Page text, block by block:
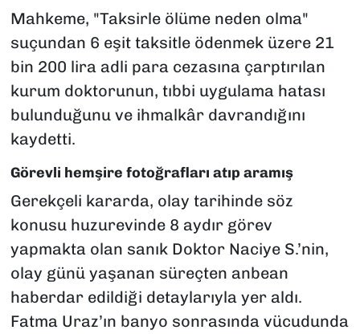
Mahkeme, "Taksirle ölüme neden olma"
suçundan 6 eşit taksitle ödenmek üzere 21
bin 200 lira adli para cezasına çarptırılan
kurum doktorunun, tıbbi uygulama hatası
bulunduğunu ve ihmalkâr davrandığını
kaydetti.
Görevli hemşire fotoğrafları atıp aramış
Gerekçeli kararda, olay tarihinde söz
konusu huzurevinde 8 aydır görev
yapmakta olan sanık Doktor Naciye S.’nin,
olay günü yaşanan süreçten anbean
haberdar edildiği detaylarıyla yer aldı.
Fatma Uraz’ın banyo sonrasında vücudunda